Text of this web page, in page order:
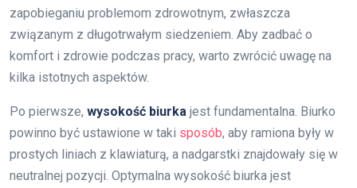
zapobieganiu problemom zdrowotnym, zwłaszcza
związanym z długotrwałym siedzeniem. Aby zadbać o
komfort i zdrowie podczas pracy, warto zwrócić uwagę na
kilka istotnych aspektów.
Po pierwsze, wysokość biurka jest fundamentalna. Biurko
powinno być ustawione w taki sposób, aby ramiona były w
prostych liniach z klawiaturą, a nadgarstki znajdowały się w
neutralnej pozycji. Optymalna wysokość biurka jest